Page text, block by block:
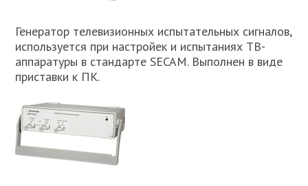
Генератор телевизионных испытательных сигналов,
используется при настройек и испытаниях ТВ-
аппаратуры в стандарте SECAM. Выполнен в виде
приставки к ПК.